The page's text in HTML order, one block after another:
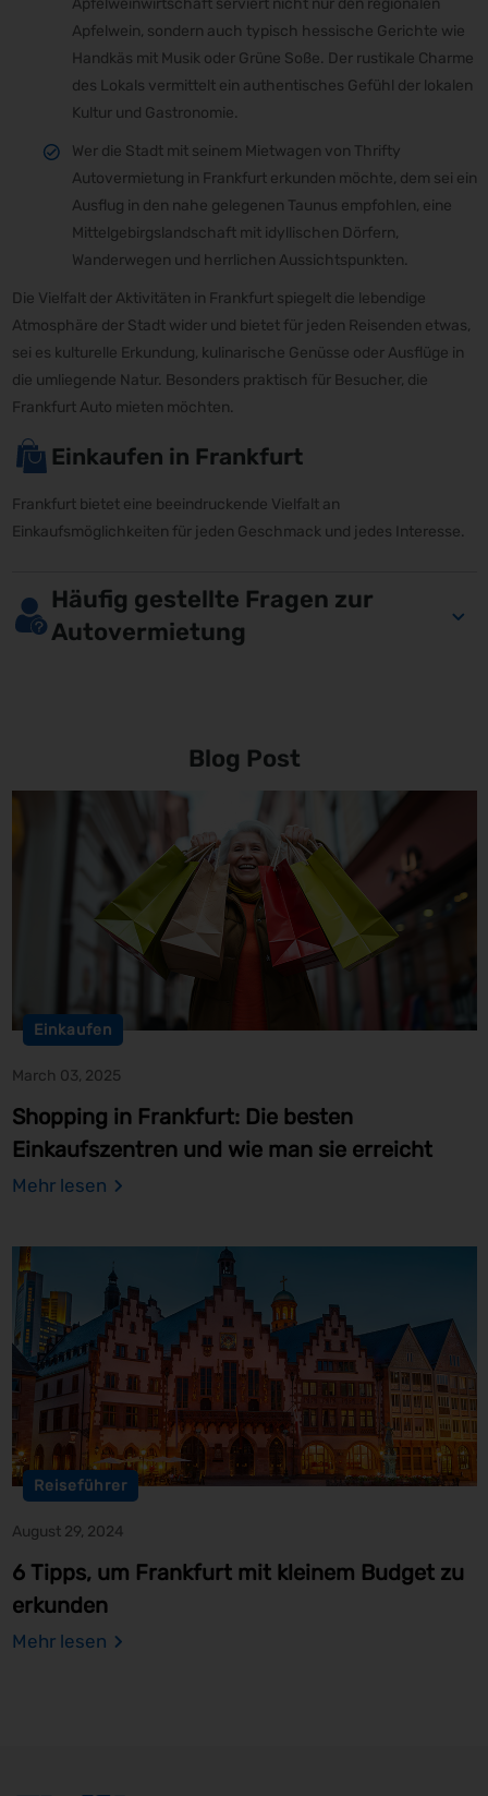
Apfelweinwirtschaft serviert nicht nur den regionalen
Apfelwein, sondern auch typisch hessische Gerichte wie
Handkäs mit Musik oder Grüne Soße. Der rustikale Charme
des Lokals vermittelt ein authentisches Gefühl der lokalen
Kultur und Gastronomie.
Wer die Stadt mit seinem Mietwagen von Thrifty
Autovermietung in Frankfurt erkunden möchte, dem sei ein
Ausflug in den nahe gelegenen Taunus empfohlen, eine
Mittelgebirgslandschaft mit idyllischen Dörfern,
Wanderwegen und herrlichen Aussichtspunkten.
Die Vielfalt der Aktivitäten in Frankfurt spiegelt die lebendige
Atmosphäre der Stadt wider und bietet für jeden Reisenden etwas,
sei es kulturelle Erkundung, kulinarische Genüsse oder Ausflüge in
die umliegende Natur. Besonders praktisch für Besucher, die
Frankfurt Auto mieten möchten.
Einkaufen in Frankfurt
Frankfurt bietet eine beeindruckende Vielfalt an
Einkaufsmöglichkeiten für jeden Geschmack und jedes Interesse.
Häufig gestellte Fragen zur
Autovermietung
Blog Post
Einkaufen
March 03, 2025
Shopping in Frankfurt: Die besten
Einkaufszentren und wie man sie erreicht
Mehr lesen
Reiseführer
August 29, 2024
6 Tipps, um Frankfurt mit kleinem Budget zu
erkunden
Mehr lesen